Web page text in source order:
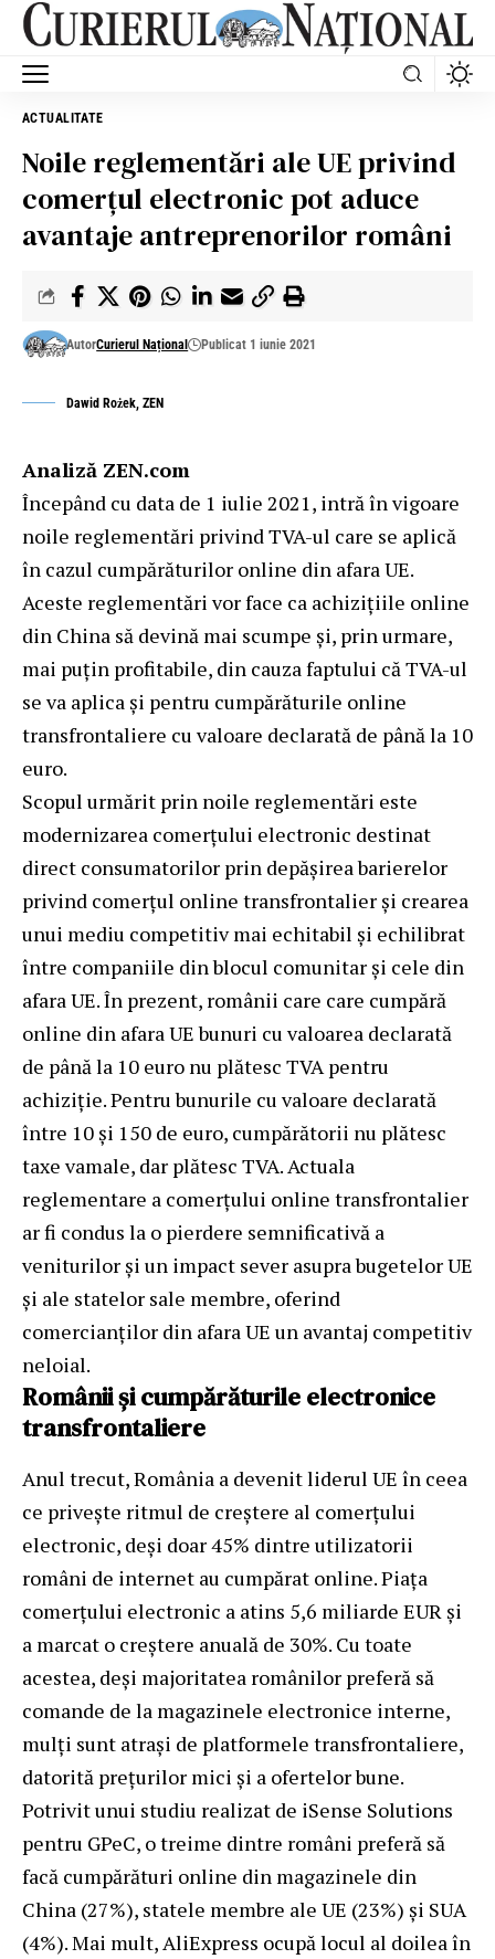
ACTUALITATE
Noile reglementări ale UE privind
comerțul electronic pot aduce
avantaje antreprenorilor români
AutorCurierul Național Publicat 1 iunie 2021
Dawid Rożek, ZEN
Analiză ZEN.com
Începând cu data de 1 iulie 2021, intră în vigoare
noile reglementări privind TVA-ul care se aplică
în cazul cumpărăturilor online din afara UE.
Aceste reglementări vor face ca achizițiile online
din China să devină mai scumpe și, prin urmare,
mai puțin profitabile, din cauza faptului că TVA-ul
se va aplica și pentru cumpărăturile online
transfrontaliere cu valoare declarată de până la 10
euro.
Scopul urmărit prin noile reglementări este
modernizarea comerțului electronic destinat
direct consumatorilor prin depășirea barierelor
privind comerțul online transfrontalier și crearea
unui mediu competitiv mai echitabil și echilibrat
între companiile din blocul comunitar și cele din
afara UE. În prezent, românii care care cumpără
online din afara UE bunuri cu valoarea declarată
de până la 10 euro nu plătesc TVA pentru
achiziție. Pentru bunurile cu valoare declarată
între 10 și 150 de euro, cumpărătorii nu plătesc
taxe vamale, dar plătesc TVA. Actuala
reglementare a comerțului online transfrontalier
ar fi condus la o pierdere semnificativă a
veniturilor și un impact sever asupra bugetelor UE
și ale statelor sale membre, oferind
comercianților din afara UE un avantaj competitiv
neloial.
Românii și cumpărăturile electronice
transfrontaliere
Anul trecut, România a devenit liderul UE în ceea
ce privește ritmul de creștere al comerțului
electronic, deși doar 45% dintre utilizatorii
români de internet au cumpărat online. Piața
comerțului electronic a atins 5,6 miliarde EUR și
a marcat o creștere anuală de 30%. Cu toate
acestea, deși majoritatea românilor preferă să
comande de la magazinele electronice interne,
mulți sunt atrași de platformele transfrontaliere,
datorită prețurilor mici și a ofertelor bune.
Potrivit unui studiu realizat de iSense Solutions
pentru GPeC, o treime dintre români preferă să
facă cumpărături online din magazinele din
China (27%), statele membre ale UE (23%) și SUA
(4%). Mai mult, AliExpress ocupă locul al doilea în